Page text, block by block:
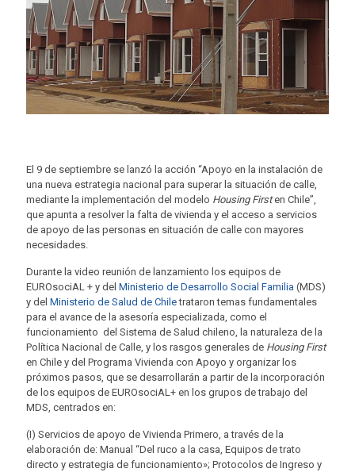
El 9 de septiembre se lanzó la acción “Apoyo en la instalación de
una nueva estrategia nacional para superar la situación de calle,
mediante la implementación del modelo Housing Firsten Chile”,
que apunta a resolver la falta de vivienda y el acceso a servicios
de apoyo de las personas en situación de calle con mayores
necesidades.
Durante la video reunión de lanzamiento los equipos de
EUROsociAL + y del Ministerio de Desarrollo Social Familia (MDS)
y del Ministerio de Salud de Chiletrataron temas fundamentales
para el avance de la asesoría especializada, como el
funcionamiento del Sistema de Salud chileno, la naturaleza de la
Política Nacional de Calle, y los rasgos generales de Housing First
en Chile y del Programa Vivienda con Apoyo y organizar los
próximos pasos, que se desarrollarán a partir de la incorporación
de los equipos de EUROsociAL+ en los grupos de trabajo del
MDS, centrados en:
(I) Servicios de apoyo de Vivienda Primero, a través de la
elaboración de: Manual “Del ruco a la casa, Equipos de trato
directo y estrategia de funcionamiento»; Protocolos de Ingreso y